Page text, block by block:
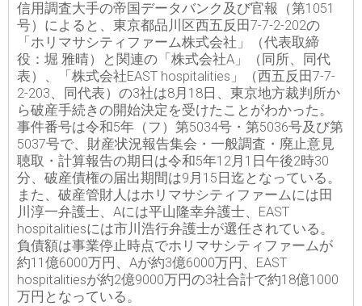
信用調査大手の帝国データバンク及び官報（第1051
号）によると、東京都品川区西五反田7-7-2-202の
「ホリマサシティファーム株式会社」（代表取締
役：堀 雅晴）と関連の「株式会社A」（同所、同代
表）、「株式会社EAST hospitalities」（西五反田7-7-
2-203、同代表）の3社は8月18日、東京地方裁判所か
ら破産手続きの開始決定を受けたことがわかった。
事件番号は令和5年（フ）第5034号・第5036号及び第
5037号で、財産状況報告集会・一般調査・廃止意見
聴取・計算報告の期日は令和5年12月1日午後2時30
分、破産債権の届出期間は9月15日迄となっている。
また、破産管財人はホリマサシティファームには田
川淳一弁護士、Aには平山隆幸弁護士、EAST
hospitalitiesには市川浩行弁護士が選任されている。
負債額は事業停止時点でホリマサシティファームが
約11億6000万円、Aが約3億6000万円、EAST
hospitalitiesが約2億9000万円の3社合計で約18億1000
万円となっている。